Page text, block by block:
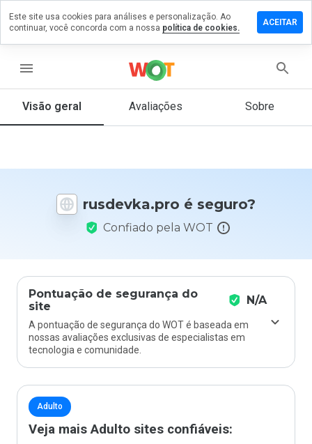
menu
Visão geral Avaliações Sobre
rusdevka.pro é seguro?
Confiado pela WOT
Pontuação de segurança do
site
N/A
A pontuação de segurança do WOT é baseada em
nossas avaliações exclusivas de especialistas em
tecnologia e comunidade.
Adulto
Veja mais Adulto sites confiáveis:
um
que
Este site usa cookies para análises e personalização. Ao
continuar, você concorda com a nossa política de cookies.
ACEITAR